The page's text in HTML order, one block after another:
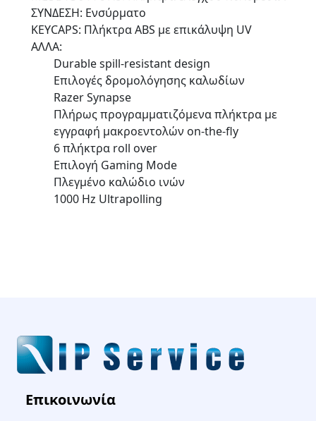
ΣΥΝΔΕΣΗ: Ενσύρματο
KEYCAPS: Πλήκτρα ABS με επικάλυψη UV
ΑΛΛΑ:
Durable spill-resistant design
Επιλογές δρομολόγησης καλωδίων
Razer Synapse
Πλήρως προγραμματιζόμενα πλήκτρα με
εγγραφή μακροεντολών on-the-fly
6 πλήκτρα roll over
Επιλογή Gaming Mode
Πλεγμένο καλώδιο ινών
1000 Hz Ultrapolling
Επικοινωνία